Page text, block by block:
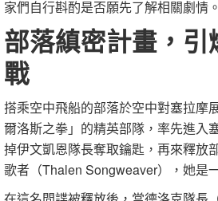
家們自行斟酌是否願先了解相關劇情。
部落縝密計畫，
戰
搭乘空中飛船的部落於空中對塞拉摩
爾洛斯之拳」的精英部隊，率先進入
掉伊文凱恩隊長奪取鑰匙，再來釋
歌者（Thalen Songweaver），她是